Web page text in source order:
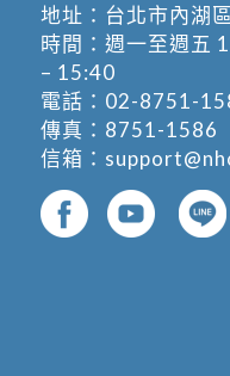
地址： 台北市內湖
時間：週一至週五
– 15:40
電話： 02-8751-
傳真：8751-1586
信箱：